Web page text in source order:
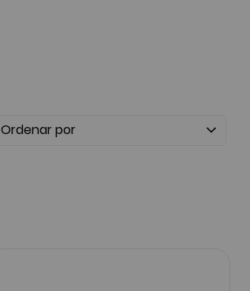
Ordenar por